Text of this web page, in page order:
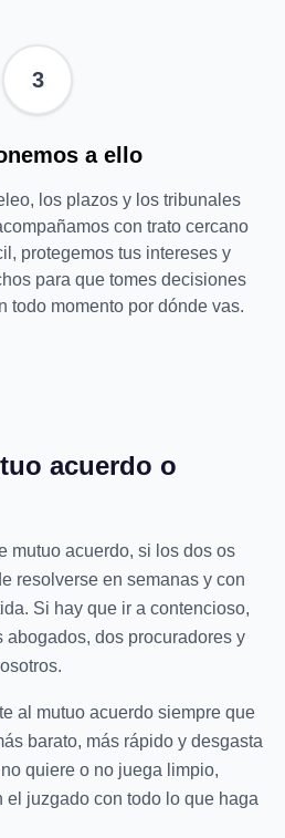
3
a ello
los plazos y los tribunales
con trato cercano
protegemos tus intereses y
para que tomes decisiones
todo momento por dónde vas.
acuerdo o
mutuo acuerdo, si los dos os
resolverse en semanas y con
Si hay que ir a contencioso,
abogados, dos procuradores y
al mutuo acuerdo siempre que
barato, más rápido y desgasta
quiere o no juega limpio,
juzgado con todo lo que haga